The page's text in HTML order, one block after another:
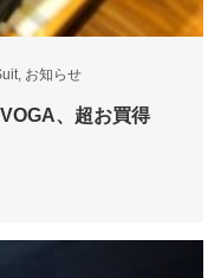
, お知らせ
、超お買得